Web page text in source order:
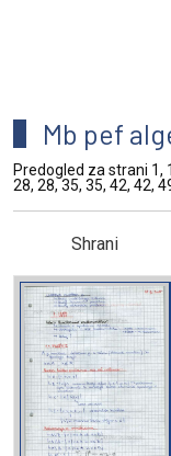
Mb pef
Predogled za strani 1,
28, 28, 35, 35, 42, 42,
Shrani